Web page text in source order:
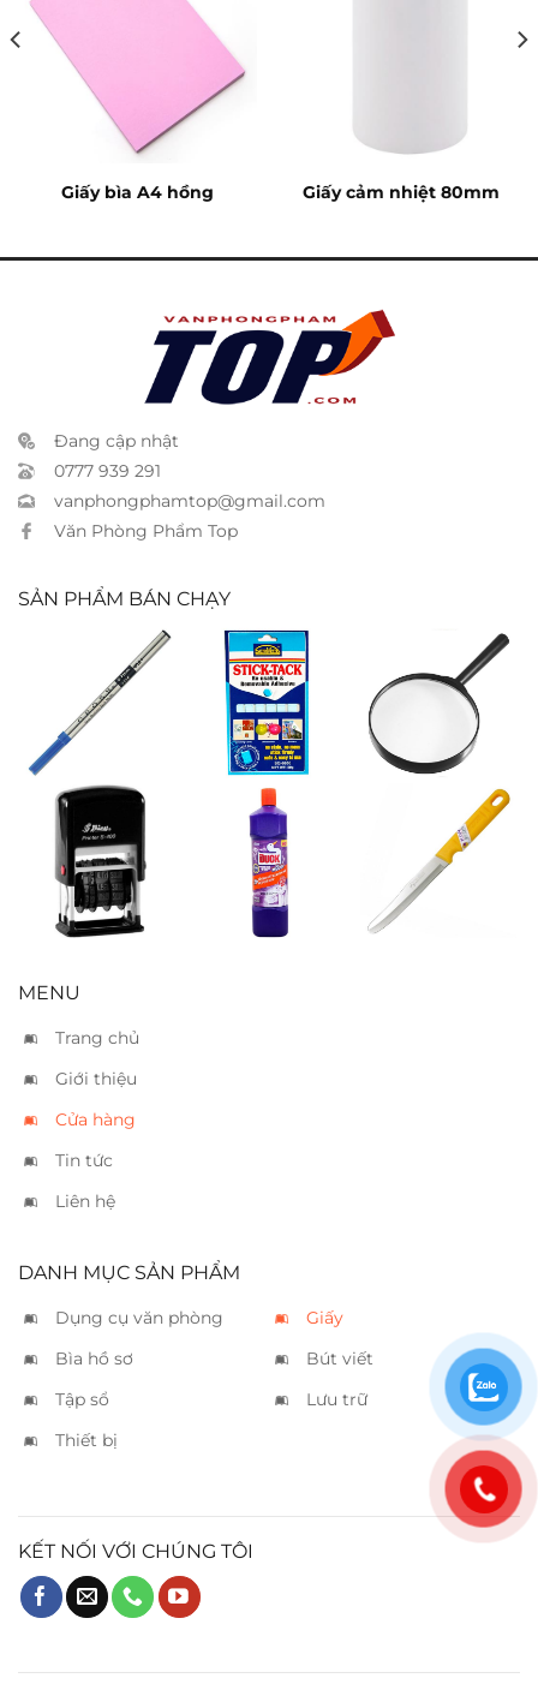
Giấy bìa A4 hồng Giấy cảm nhiệt 80mm
Đang cập nhật
0777 939 291
vanphongphamtop@gmail.com
Văn Phòng Phẩm Top
SẢN PHẨM BÁN CHẠY
Ruột bút Cross
rollerball xanh
Stick-tack
SureMark SQ-
6650
Kính lúp
Đóng dấu
Shiny ngày
tháng (en)
S400
Nước tẩy toilet
Duck 900ml
Dao Thái Kiwi
đầu tròn
MENU
Trang chủ
Giới thiệu
Cửa hàng
Tin tức
Liên hệ
DANH MỤC SẢN PHẨM
Dụng cụ văn phòng
Giấy
Bìa hồ sơ
Bút viết
Tập sổ
Lưu trữ
Thiết bị
KẾT NỐI VỚI CHÚNG TÔI